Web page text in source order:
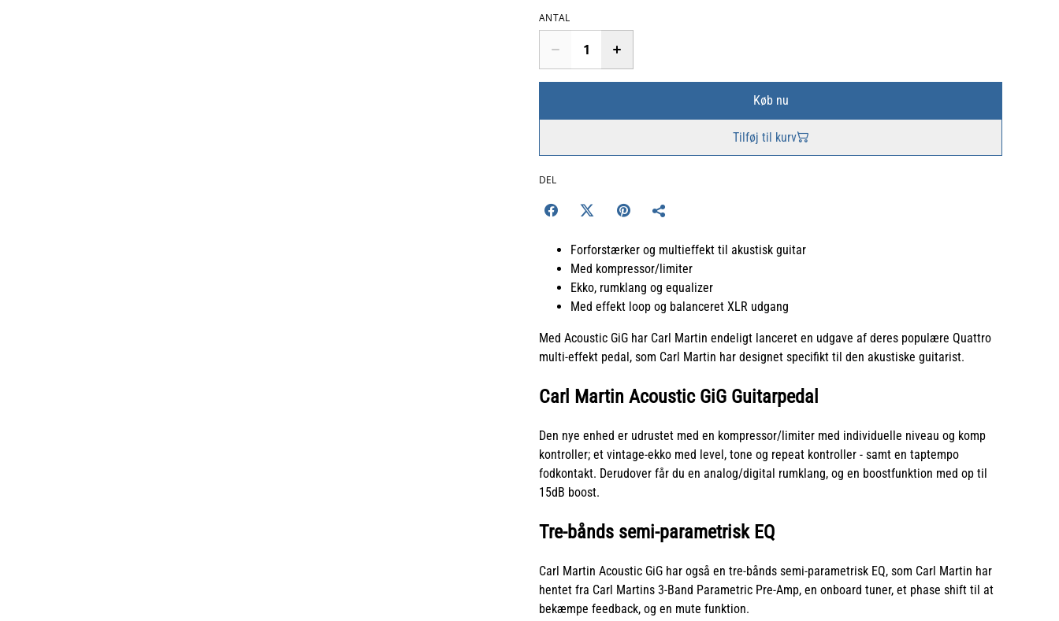
ANTAL
Køb nu
Tilføj til kurv
DEL
Forforstærker og multieffekt til akustisk guitar
Med kompressor/limiter
Ekko, rumklang og equalizer
Med effekt loop og balanceret XLR udgang
Med Acoustic GiG har Carl Martin endeligt lanceret en udgave af deres populære Quattro
multi-effekt pedal, som Carl Martin har designet specifikt til den akustiske guitarist.
Carl Martin Acoustic GiG Guitarpedal
Den nye enhed er udrustet med en kompressor/limiter med individuelle niveau og komp
kontroller; et vintage-ekko med level, tone og repeat kontroller - samt en taptempo
fodkontakt. Derudover får du en analog/digital rumklang, og en boostfunktion med op til
15dB boost.
Tre-bånds semi-parametrisk EQ
Carl Martin Acoustic GiG har også en tre-bånds semi-parametrisk EQ, som Carl Martin har
hentet fra Carl Martins 3-Band Parametric Pre-Amp, en onboard tuner, et phase shift til at
bekæmpe feedback, og en mute funktion.